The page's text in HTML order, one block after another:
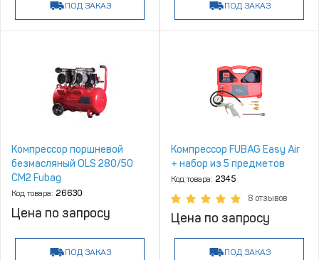
ПОД ЗАКАЗ ПОД ЗАКАЗ
Компрессор поршневой
безмасляный OLS 280/50
CM2 Fubag
Код товара: 26630
Цена по запросу
ПОД ЗАКАЗ
Компрессор FUBAG Easy Air
+ набор из 5 предметов
Код товара: 2345
8 отзывов
Цена по запросу
ПОД ЗАКАЗ